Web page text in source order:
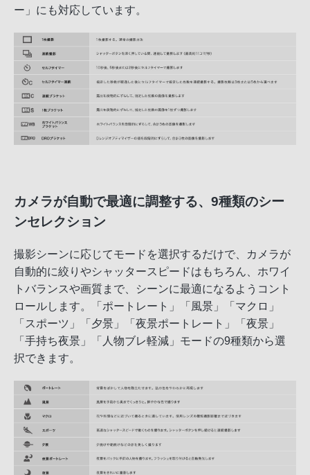
ー」にも対応しています。
カメラが自動で最適に調整する、9種類のシー
ンセレクション
撮影シーンに応じてモードを選択するだけで、カメラが
自動的に絞りやシャッタースピードはもちろん、ホワイ
トバランスや画質まで、シーンに最適になるようコント
ロールします。「ポートレート」「風景」「マクロ」
「スポーツ」「夕景」「夜景ポートレート」「夜景」
「手持ち夜景」「人物ブレ軽減」モードの9種類から選
択できます。